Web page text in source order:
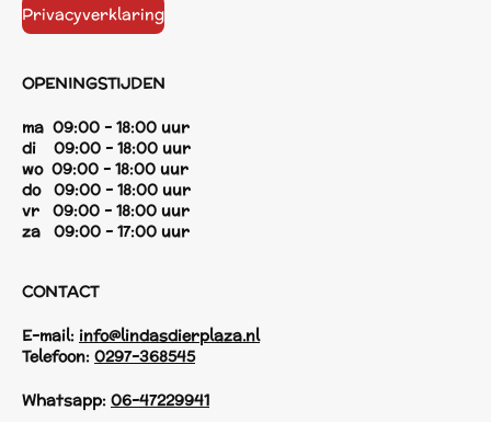
Privacyverklaring
OPENINGSTIJDEN
ma 09:00 - 18:00 uur
di 09:00 - 18:00 uur
wo 09:00 - 18:00 uur
do 09:00 - 18:00 uur
vr 09:00 - 18:00 uur
za 09:00 - 17:00 uur
CONTACT
E-mail: info@lindasdierplaza.nl
Telefoon: 0297-368545
Whatsapp: 06-47229941